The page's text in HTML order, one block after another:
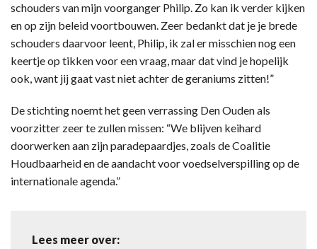
schouders van mijn voorganger Philip. Zo kan ik verder kijken
en op zijn beleid voortbouwen. Zeer bedankt dat je je brede
schouders daarvoor leent, Philip, ik zal er misschien nog een
keertje op tikken voor een vraag, maar dat vind je hopelijk
ook, want jij gaat vast niet achter de geraniums zitten!”
De stichting noemt het geen verrassing Den Ouden als
voorzitter zeer te zullen missen: “We blijven keihard
doorwerken aan zijn paradepaardjes, zoals de Coalitie
Houdbaarheid en de aandacht voor voedselverspilling op de
internationale agenda.”
Lees meer over: